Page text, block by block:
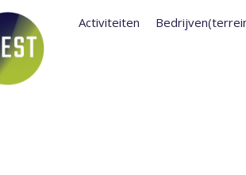
Activiteiten